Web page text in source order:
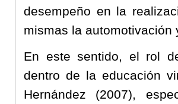
desempeño en la
mismas la
En este sentido, el rol
dentro de la educación
Hernández (2007),